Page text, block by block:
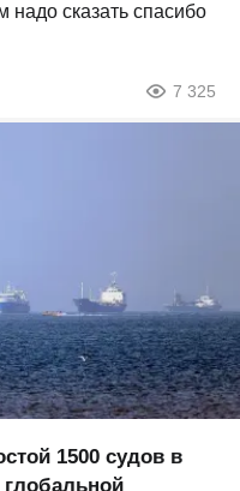
сказать спасибо
7 325
1500 судов в